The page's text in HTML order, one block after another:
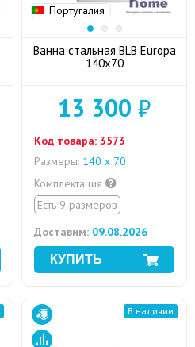
Португалия
Ванна стальная BLB Europa
140x70
13 300 ₽
Код товара: 3573
Размеры: 140 х 70
Комплектация
Есть 9 размеров
Доставим: 09.08.2026
В наличии